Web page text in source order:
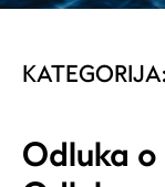
KATEGORIJA:
Odluka